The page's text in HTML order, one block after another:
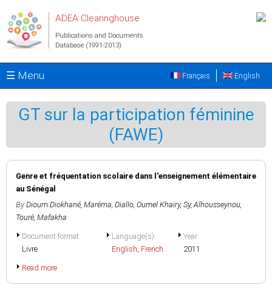
ADEA Clearinghouse
Publications and Documents
Database (1991-2013)
☰ Menu English
Français
GT sur la participation féminine
(FAWE)
Genre et fréquentation scolaire dans l'enseignement élémentaire
au Sénégal
By Dioum Diokhané, Maréma, Diallo, Oumel Khairy, Sy, Alhousseynou,
Touré, Mafakha
Document format
Livre
Language(s)
English, French
Year
2011
Read more